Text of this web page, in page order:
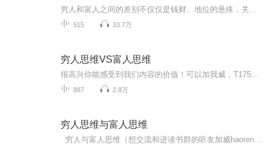
515 33.7万
穷人思维VS富人思维
887 2.8万
穷人思维与富人思维